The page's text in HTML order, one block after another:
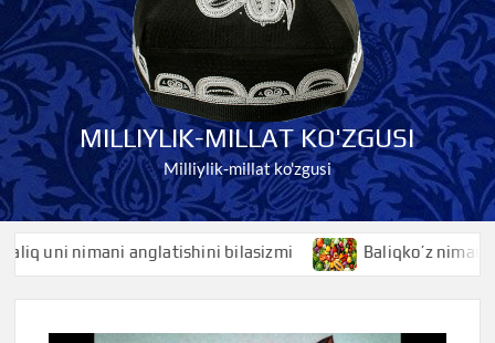
MILLIYLIK-MILLAT KO'ZGUSI
Milliylik-millat ko'zgusi
nimani anglatishini bilasizmi Baliqko’z nimani